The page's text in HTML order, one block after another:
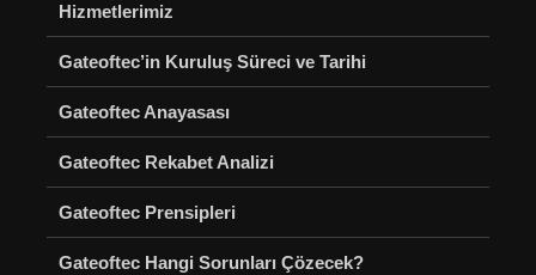
Hizmetlerimiz
Gateoftec’in Kuruluş Süreci ve Tarihi
Gateoftec Anayasası
Gateoftec Rekabet Analizi
Gateoftec Prensipleri
Gateoftec Hangi Sorunları Çözecek?